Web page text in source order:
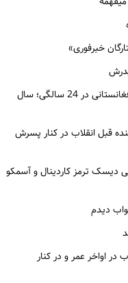
خبرفوری»
سفر به گذشته؛ گوگوش با تیپ و استایل افغانستانی در 24 سالگی؛ سال
قبل انقلاب در کنار پسرش
ترمز کاردینال و آسمکو
دیدم
در اواخر عمر و در کنار